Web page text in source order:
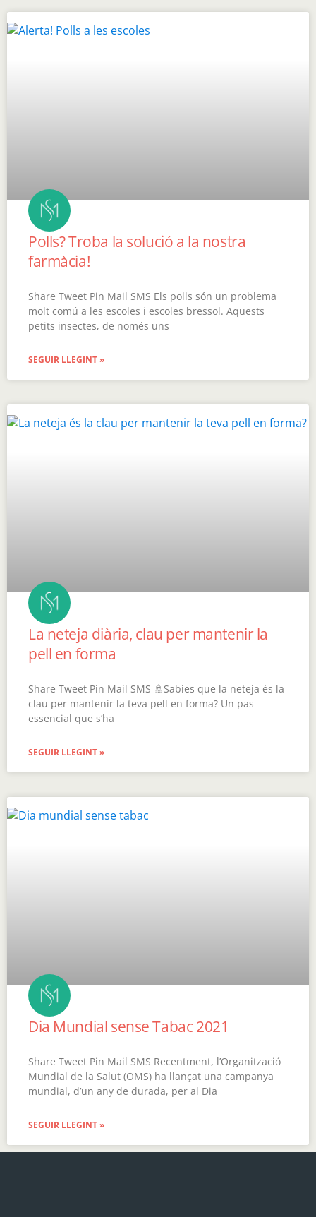
Polls? Troba la solució a la nostra
farmàcia!
Share Tweet Pin Mail SMS Els polls són un problema
molt comú a les escoles i escoles bressol. Aquests
petits insectes, de només uns
SEGUIR LLEGINT »
La neteja diària, clau per mantenir la
pell en forma
Share Tweet Pin Mail SMS 🚿Sabies que la neteja és la
clau per mantenir la teva pell en forma? Un pas
essencial que s’ha
SEGUIR LLEGINT »
Dia Mundial sense Tabac 2021
Share Tweet Pin Mail SMS Recentment, l’Organització
Mundial de la Salut (OMS) ha llançat una campanya
mundial, d’un any de durada, per al Dia
SEGUIR LLEGINT »